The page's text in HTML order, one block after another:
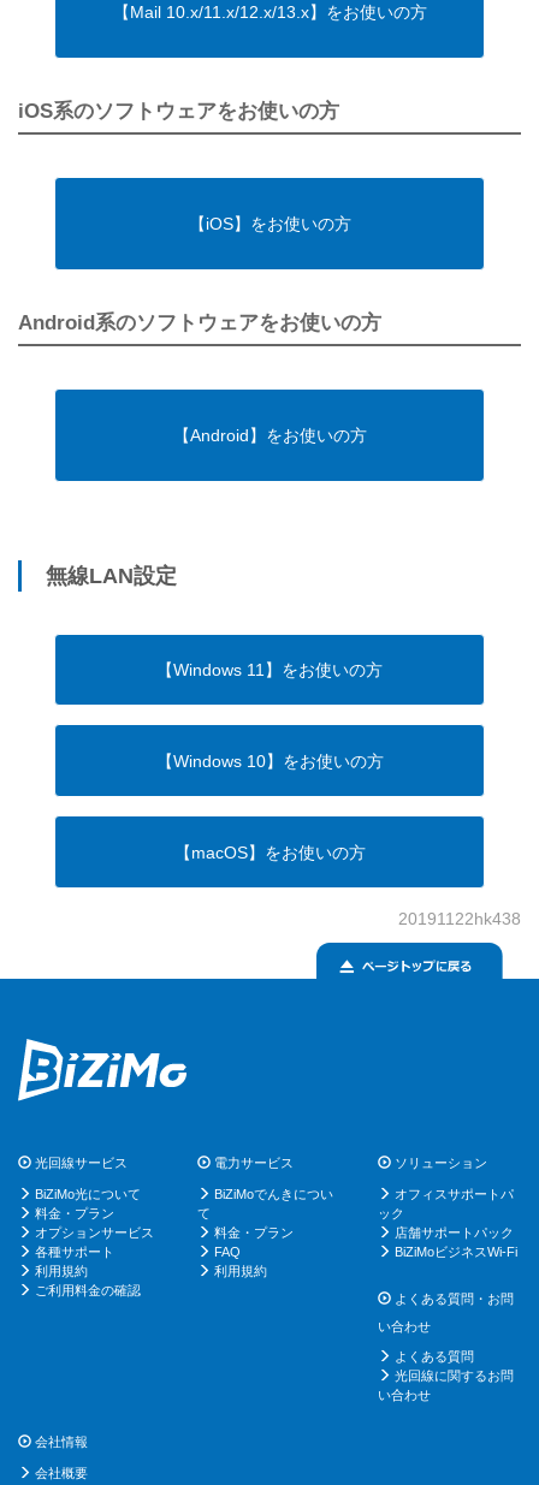
【Mail 10.x/11.x/12.x/13.x】をお使いの方
iOS系のソフトウェアをお使いの方
【iOS】をお使いの方
Android系のソフトウェアをお使いの方
【Android】をお使いの方
無線LAN設定
【Windows 11】をお使いの方
【Windows 10】をお使いの方
【macOS】をお使いの方
20191122hk438
光回線サービス
BiZiMo光について
料金・プラン
オプションサービス
各種サポート
利用規約
ご利用料金の確認
電力サービス
BiZiMoでんきについ
て
料金・プラン
FAQ
利用規約
ソリューション
オフィスサポートパ
ック
店舗サポートパック
BiZiMoビジネスWi-Fi
よくある質問・お問
い合わせ
よくある質問
光回線に関するお問
い合わせ
会社情報
会社概要